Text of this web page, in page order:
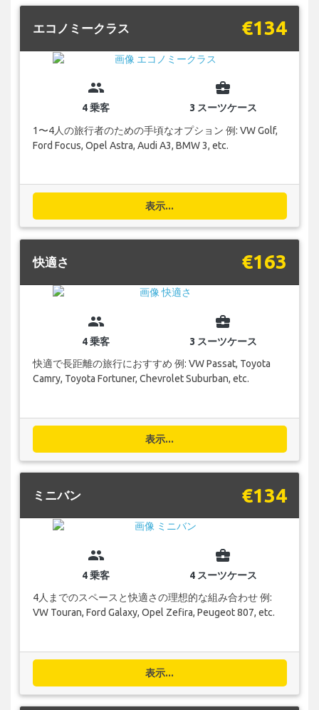
エコノミークラス €134
group
4 乗客
business_center
3 スーツケース
1〜4人の旅行者のための手頃なオプション 例: VW Golf,
Ford Focus, Opel Astra, Audi A3, BMW 3, etc.
表示...
快適さ €163
group
4 乗客
business_center
3 スーツケース
快適で長距離の旅行におすすめ 例: VW Passat, Toyota
Camry, Toyota Fortuner, Chevrolet Suburban, etc.
表示...
ミニバン €134
group
4 乗客
business_center
4 スーツケース
4人までのスペースと快適さの理想的な組み合わせ 例:
VW Touran, Ford Galaxy, Opel Zefira, Peugeot 807, etc.
表示...